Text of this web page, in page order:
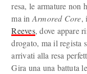
resa, le armature non
ma in Armored Core,
Reeves, dove appare
drogato, ma il regista
arrivati alla resa
Gira una una battuta